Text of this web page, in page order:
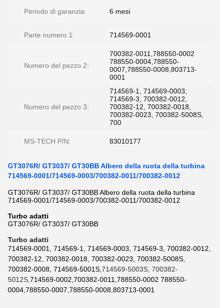
Periodo di garanzia: 6 mesi
Parte numero 1: 714569-0001
Numero del pezzo 2:
700382-0011,788550-0002
788550-0004,788550-
0007,788550-0008,803713-
0001
Numero del pezzo 3:
714569-1, 714569-0003,
714569-3, 700382-0012,
700382-12, 700382-0018,
700382-0023, 700382-5008S,
700
MS-TECH P/N: 83010177
GT3076R/ GT3037/ GT30BB Albero della ruota della turbina
714569-0001/714569-0003/700382-0011/700382-0012
GT3076R/ GT3037/ GT30BB Albero della ruota della turbina
714569-0001/714569-0003/700382-0011/700382-0012
Turbo adatti
GT3076R/ GT3037/ GT30BB
Turbo adatti
714569-0001, 714569-1,
714569-0003, 714569-3, 700382-0012,
700382-12, 700382-0018, 700382-0023, 700382-5008S,
700382-0008, 714569-5001S, 714569-5003S, 700382-
5012S, 714569-0002 700382-0011 788550-0002 788550-
0004 788550-0007 788550-0008 803713-0001